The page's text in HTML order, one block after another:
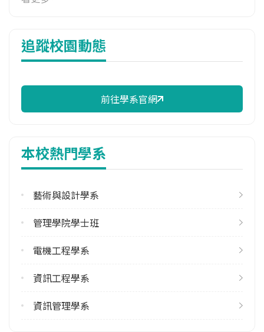
15,230 元/學期
94.59%
修輔系人數
2
113學年度下學期
學系電話
(03)4638800 #2451
學系地址
追蹤校園動態
前往學系官網
本校熱門學系
藝術與設計學系
管理學院學士班
電機工程學系
資訊工程學系
資訊管理學系